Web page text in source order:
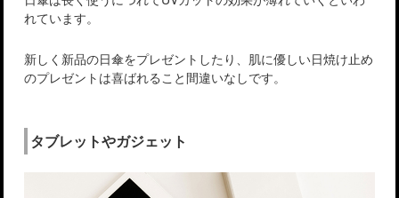
れています。
新しく新品の日傘をプレゼントしたり、肌に優しい日焼け止め
のプレゼントは喜ばれること間違いなしです。
タブレットやガジェット